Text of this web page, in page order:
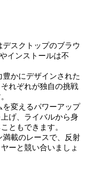
デスクトップのブラウ
インストールは不
豊かにデザインされた
れぞれが独自の挑戦
を変えるパワーアップ
げ、ライバルから身
ともできます。
満載のレースで、反射
ーと競い合いましょ